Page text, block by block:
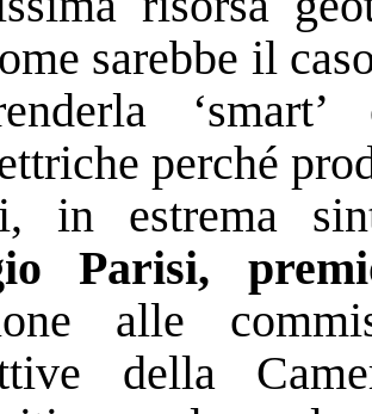
sarebbe il
perché
in estrema
Parisi,
alle
della